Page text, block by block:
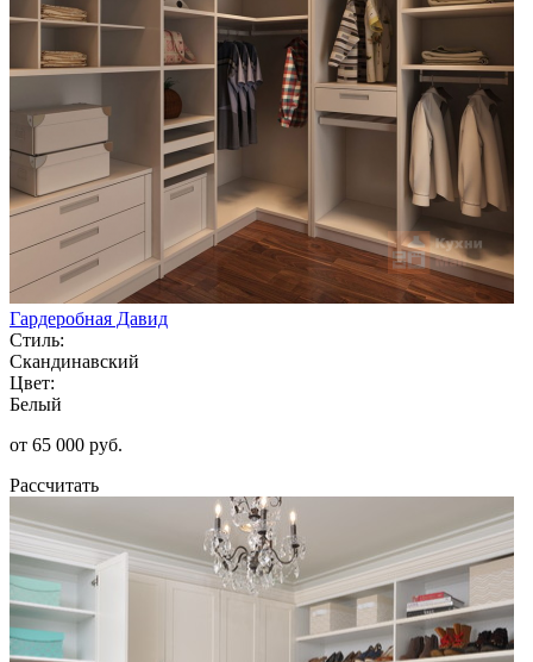
Гардеробная Давид
Стиль:
Скандинавский
Цвет:
Белый
от 65 000 руб.
Рассчитать